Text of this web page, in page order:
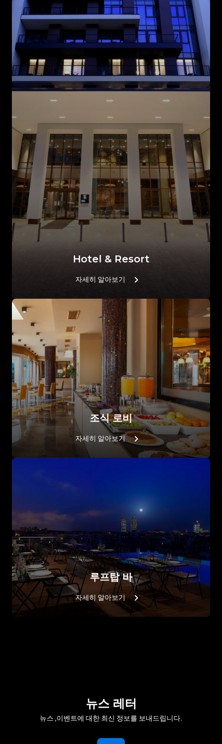
Hotel & Resort
자세히 알아보기
조식 로비
자세히 알아보기
루프탑 바
자세히 알아보기
뉴스 레터
뉴스 ,이벤트에 대한 최신 정보를 보내드립니다.